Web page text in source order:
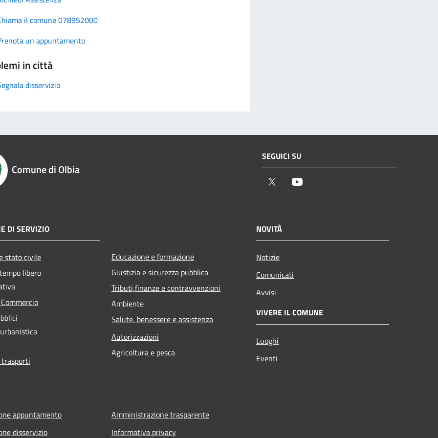
il comune 078952000
un appuntamento
in città
disservizio
Comune di Olbia
SEGUICI SU
Twitter
DI SERVIZIO
stato civile
libero
Educazione e formazione
Giustizia e sicurezza pubblica
Tributi,finanze e contravvenzioni
Ambiente
Salute, benessere e assistenza
Autorizzazioni
Agricoltura e pesca
NOVITÀ
Notizie
Comunicati
Avvisi
VIVERE IL COMUNE
Luoghi
Eventi
appuntamento
disservizio
Amministrazione trasparente
Informativa privacy